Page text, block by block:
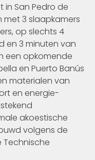
in San Pedro de
3 slaapkamers
op slechts 4
en 3 minuten van
een opkomende
en Puerto Banús
materialen van
en energie-
akoestische
volgens de